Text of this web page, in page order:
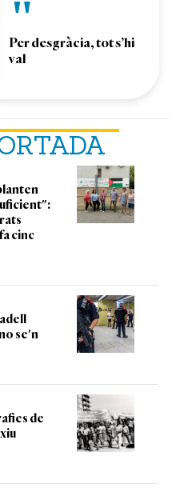
cinc
se'n
de
Per desgràcia, tot s’hi
val